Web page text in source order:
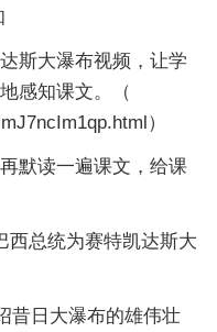
斯大瀑布视频，让学
感知课文。（
）
默读一遍课文，给课
西总统为赛特凯达斯大
昔日大瀑布的雄伟壮